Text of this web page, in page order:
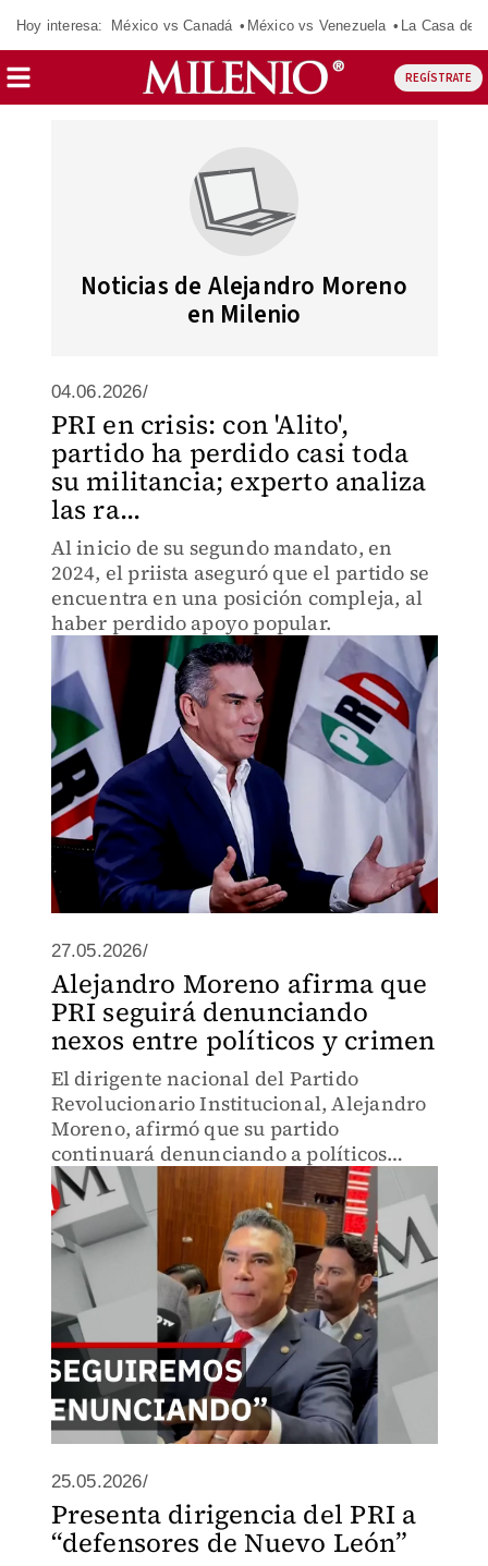
Hoy interesa: México vs Canadá México vs Venezuela La Casa de
REGÍSTRATE
Noticias de Alejandro Moreno
en Milenio
04.06.2026/
PRI en crisis: con 'Alito',
partido ha perdido casi toda
su militancia; experto analiza
las ra...
Al inicio de su segundo mandato, en
2024, el priista aseguró que el partido se
encuentra en una posición compleja, al
haber perdido apoyo popular.
27.05.2026/
Alejandro Moreno afirma que
PRI seguirá denunciando
nexos entre políticos y crimen
El dirigente nacional del Partido
Revolucionario Institucional, Alejandro
Moreno, afirmó que su partido
continuará denunciando a políticos
presuntamente vinculados con el
crimen organizado.
25.05.2026/
Presenta dirigencia del PRI a
“defensores de Nuevo León”